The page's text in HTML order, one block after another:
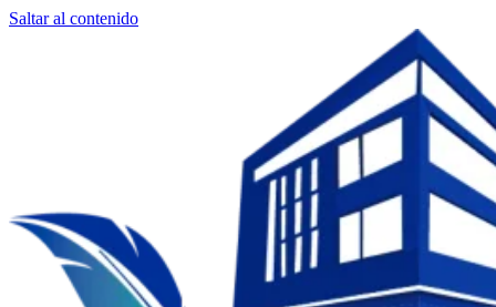
Saltar al contenido